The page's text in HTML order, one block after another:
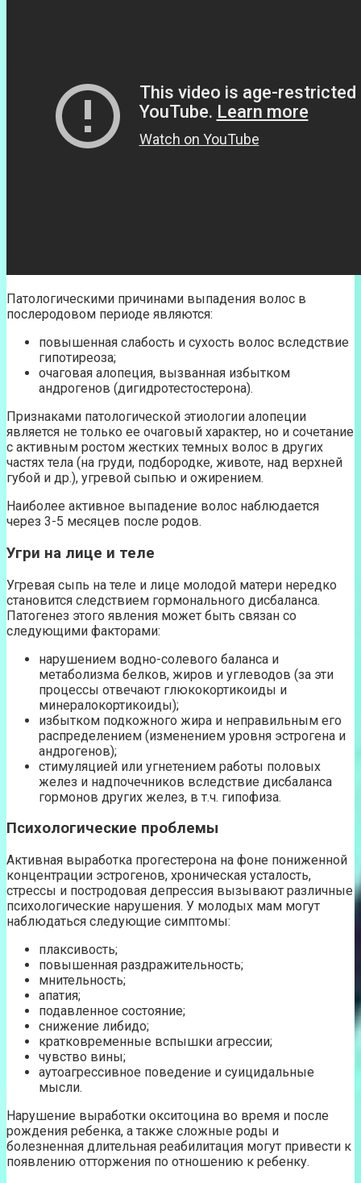
Патологическими причинами выпадения волос в
послеродовом периоде являются:
повышенная слабость и сухость волос вследствие
гипотиреоза;
очаговая алопеция, вызванная избытком
андрогенов (дигидротестостерона).
Признаками патологической этиологии алопеции
является не только ее очаговый характер, но и сочетание
с активным ростом жестких темных волос в других
частях тела (на груди, подбородке, животе, над верхней
губой и др.), угревой сыпью и ожирением.
Наиболее активное выпадение волос наблюдается
через 3-5 месяцев после родов.
Угри на лице и теле
Угревая сыпь на теле и лице молодой матери нередко
становится следствием гормонального дисбаланса.
Патогенез этого явления может быть связан со
следующими факторами:
нарушением водно-солевого баланса и
метаболизма белков, жиров и углеводов (за эти
процессы отвечают глюкокортикоиды и
минералокортикоиды);
избытком подкожного жира и неправильным его
распределением (изменением уровня эстрогена и
андрогенов);
стимуляцией или угнетением работы половых
желез и надпочечников вследствие дисбаланса
гормонов других желез, в т.ч. гипофиза.
Психологические проблемы
Активная выработка прогестерона на фоне пониженной
концентрации эстрогенов, хроническая усталость,
стрессы и постродовая депрессия вызывают различные
психологические нарушения. У молодых мам могут
наблюдаться следующие симптомы:
плаксивость;
повышенная раздражительность;
мнительность;
апатия;
подавленное состояние;
снижение либидо;
кратковременные вспышки агрессии;
чувство вины;
аутоагрессивное поведение и суицидальные
мысли.
Нарушение выработки окситоцина во время и после
рождения ребенка, а также сложные роды и
болезненная длительная реабилитация могут привести к
появлению отторжения по отношению к ребенку.